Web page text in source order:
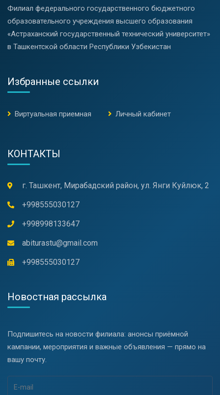
Филиал федерального государственного бюджетного
образовательного учреждения высшего образования
«Астраханский государственный технический университет»
в Ташкентской области Республики Узбекистан
Избранные ссылки
Виртуальная приемная Личный кабинет
КОНТАКТЫ
г. Ташкент, Мирабадский район, ул. Янги Куйлюк, 2
+998555030127
+998998133647
abiturastu@gmail.com
+998555030127
Новостная рассылка
Подпишитесь на новости филиала: анонсы приёмной
кампании, мероприятия и важные объявления — прямо на
вашу почту.